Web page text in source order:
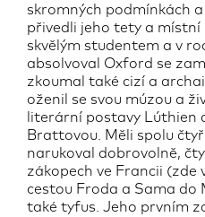
skromných podmínkách
přivedli jeho tety a místní
skvělým studentem a v
absolvoval Oxford se
zkoumal také cizí a
oženil se svou múzou a
literární postavy Lúthien
Brattovou. Měli spolu
narukoval dobrovolně,
zákopech ve Francii (zde
cestou Froda a Sama do
také tyfus. Jeho prvním